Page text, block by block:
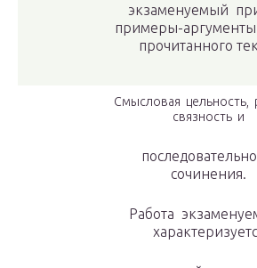
экзаменуемый
примеры-
прочитанного
Смысловая цельность,
связность и
сочинения.
Работа